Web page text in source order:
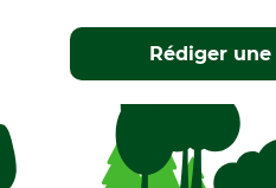
Rédiger